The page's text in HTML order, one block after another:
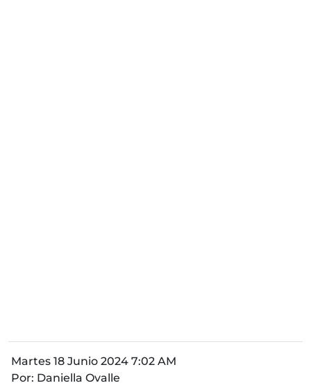
Martes 18 Junio 2024 7:02 AM
Por: Daniella Ovalle